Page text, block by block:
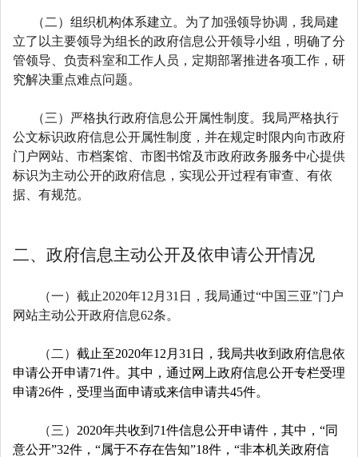
（二）组织机构体系建立。为了加强领导协调，我局建
立了以主要领导为组长的政府信息公开领导小组，明确了分
管领导、负责科室和工作人员，定期部署推进各项工作，研
究解决重点难点问题。
（三）严格执行政府信息公开属性制度。我局严格执行
公文标识政府信息公开属性制度，并在规定时限内向市政府
门户网站、市档案馆、市图书馆及市政府政务服务中心提供
标识为主动公开的政府信息，实现公开过程有审查、有依
据、有规范。
二、政府信息主动公开及依申请公开情况
（一）截止2020年12月31日，我局通过“中国三亚”门户
网站主动公开政府信息62条。
（二） 截止至2020年12月31日，我局共收到政府信息依
申请公开申请71件。其中，通过网上政府信息公开专栏受理
申请26件，受理当面申请或来信申请共45件。
（三） 2020年共收到71件信息公开申请件，其中，“同
意公开”32件，“属于不存在告知”18件，“非本机关政府信